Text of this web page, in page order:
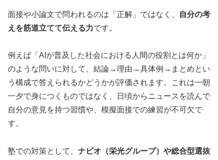
面接や小論文で問われるのは「正解」ではなく、
自分の考
えを筋道立てて伝える力です。
例えば「AIが普及した社会における人間の役割とは何か」
のような問いに対して、結論→理由→具体例→まとめとい
う構成で答えられるかどうかが評価されます。これは一朝
一夕で身につくものではなく、日頃からニュースを読んで
自分の意見を持つ習慣や、模擬面接での練習が不可欠で
す。
塾での対策として、 ナビオ（栄光グループ）や総合型選抜